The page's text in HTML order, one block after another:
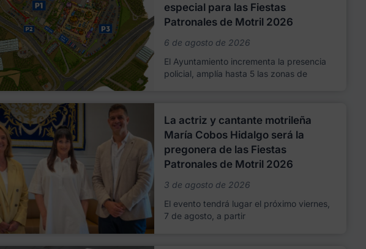
especial para las Fiestas
Patronales de Motril 2026
6 de agosto de 2026
El Ayuntamiento incrementa la presencia
policial, amplía hasta 5 las zonas de
La actriz y cantante motrileña
María Cobos Hidalgo será la
pregonera de las Fiestas
Patronales de Motril 2026
3 de agosto de 2026
El evento tendrá lugar el próximo viernes,
7 de agosto, a partir